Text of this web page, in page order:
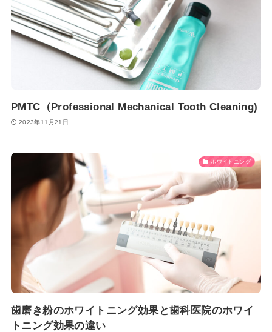
PMTC（Professional Mechanical Tooth Cleaning)
2023年11月21日
ホワイトニング
歯磨き粉のホワイトニング効果と歯科医院のホワイ
トニング効果の違い